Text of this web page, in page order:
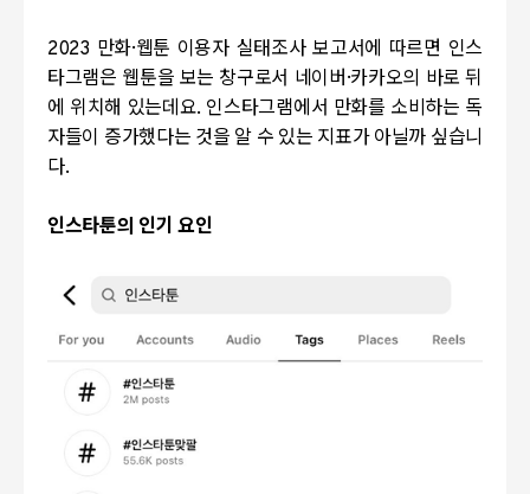
2023 만화·웹툰 이용자 실태조사 보고서에 따르면 인스
타그램은 웹툰을 보는 창구로서 네이버·카카오의 바로 뒤
에 위치해 있는데요. 인스타그램에서 만화를 소비하는 독
자들이 증가했다는 것을 알 수 있는 지표가 아닐까 싶습니
다.
인스타툰의 인기 요인